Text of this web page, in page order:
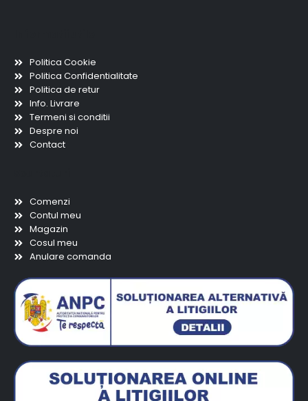
Politica Cookie
Politica Confidentialitate
Politica de retur
Info. Livrare
Termeni si conditii
Despre noi
Contact
Comenzi
Contul meu
Magazin
Cosul meu
Anulare comanda